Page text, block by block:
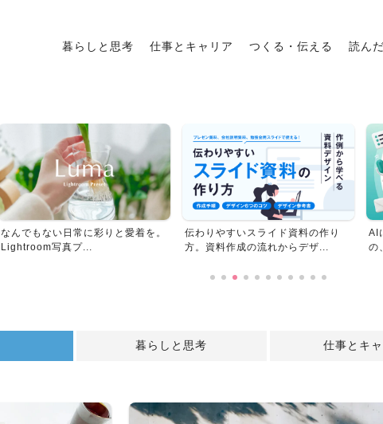
暮らしと思考 仕事とキャリア つくる・伝える 読ん
なんでもない日常に彩りと愛着を。
Lightroom写真プ...
伝わりやすいスライド資料の作り
方。資料作成の流れからデザ...
AI
の
暮らしと思考 仕事とキ